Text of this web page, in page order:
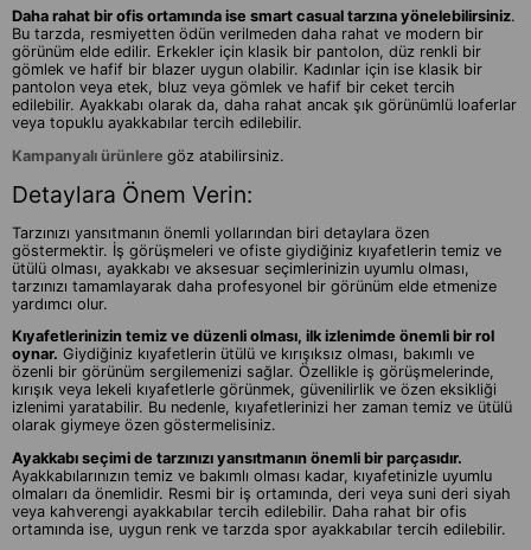
Daha rahat bir ofis ortamında ise smart casual tarzına yönelebilirsiniz.
Bu tarzda, resmiyetten ödün verilmeden daha rahat ve modern bir
görünüm elde edilir. Erkekler için klasik bir pantolon, düz renkli bir
gömlek ve hafif bir blazer uygun olabilir. Kadınlar için ise klasik bir
pantolon veya etek, bluz veya gömlek ve hafif bir ceket tercih
edilebilir. Ayakkabı olarak da, daha rahat ancak şık görünümlü loaferlar
veya topuklu ayakkabılar tercih edilebilir.
Kampanyalı ürünlere göz atabilirsiniz.
Detaylara Önem Verin:
Tarzınızı yansıtmanın önemli yollarından biri detaylara özen
göstermektir. İş görüşmeleri ve ofiste giydiğiniz kıyafetlerin temiz ve
ütülü olması, ayakkabı ve aksesuar seçimlerinizin uyumlu olması,
tarzınızı tamamlayarak daha profesyonel bir görünüm elde etmenize
yardımcı olur.
Kıyafetlerinizin temiz ve düzenli olması, ilk izlenimde önemli bir rol
oynar. Giydiğiniz kıyafetlerin ütülü ve kırışıksız olması, bakımlı ve
özenli bir görünüm sergilemenizi sağlar. Özellikle iş görüşmelerinde,
kırışık veya lekeli kıyafetlerle görünmek, güvenilirlik ve özen eksikliği
izlenimi yaratabilir. Bu nedenle, kıyafetlerinizi her zaman temiz ve ütülü
olarak giymeye özen göstermelisiniz.
Ayakkabı seçimi de tarzınızı yansıtmanın önemli bir parçasıdır.
Ayakkabılarınızın temiz ve bakımlı olması kadar, kıyafetinizle uyumlu
olmaları da önemlidir. Resmi bir iş ortamında, deri veya suni deri siyah
veya kahverengi ayakkabılar tercih edilebilir. Daha rahat bir ofis
ortamında ise, uygun renk ve tarzda spor ayakkabılar tercih edilebilir.